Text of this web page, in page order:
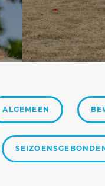
De zomer
honden
meer
extra…
ALGEMEEN